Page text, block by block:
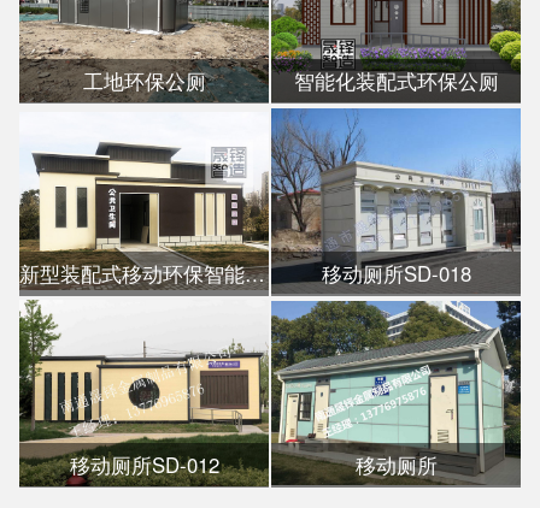
工地环保公厕 智能化装配式环保公厕
新型装配式移动环保智能公厕 移动厕所SD-018
移动厕所SD-012 移动厕所